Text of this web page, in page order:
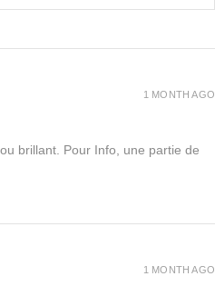
brillant. Pour Info, une partie de
1 MONTH AGO
1 MONTH AGO